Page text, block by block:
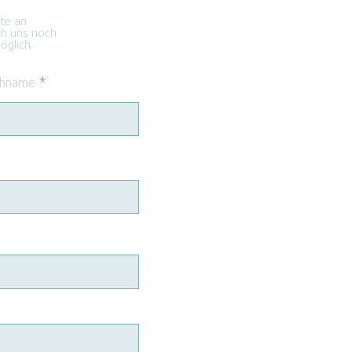
an
uns noch